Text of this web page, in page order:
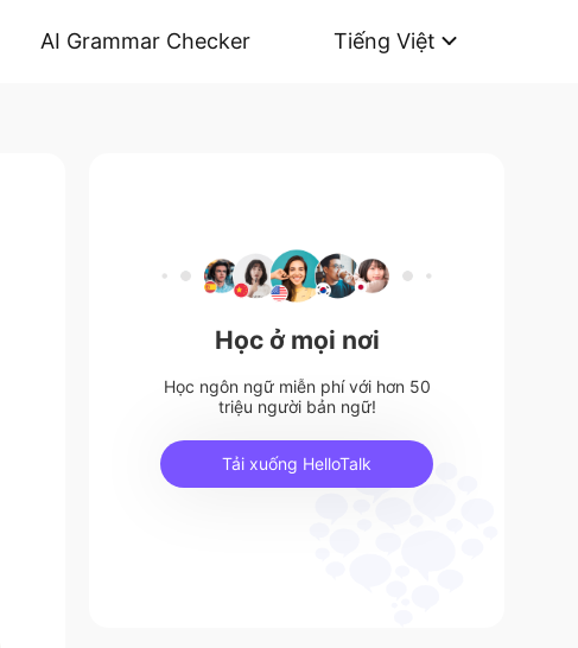
AI Grammar Checker Tiếng Việt
Học ở mọi nơi
Học ngôn ngữ miễn phí với hơn 50
triệu người bản ngữ!
Tải xuống HelloTalk